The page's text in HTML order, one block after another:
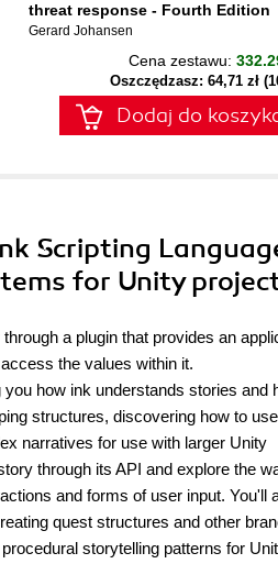
threat response - Fourth Edition
Gerard Johansen
Cena zestawu:
Oszczędzasz: 64,71 zł
Dodaj do
Scripting
for Unity
a plugin that provides an
the values within it.
how ink understands stories and
structures, discovering how to use
narratives for use with larger Unity
through its API and explore the
and forms of user input. You'll
quest structures and other
storytelling patterns for